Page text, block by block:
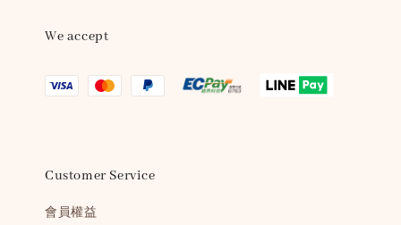
We accept
Customer Service
會員權益